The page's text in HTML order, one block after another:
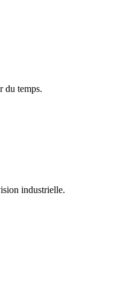
du temps.
industrielle.